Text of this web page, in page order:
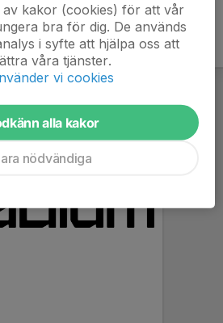
av kakor (cookies) för att vår
bra för dig. De används
i syfte att hjälpa oss att
våra tjänster.
vi cookies
alla kakor
nödvändiga